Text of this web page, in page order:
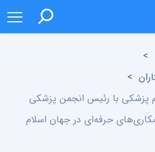
>
>
پزشکی با رئیس انجمن پزشکی
حرفه‌ای در جهان اسلام